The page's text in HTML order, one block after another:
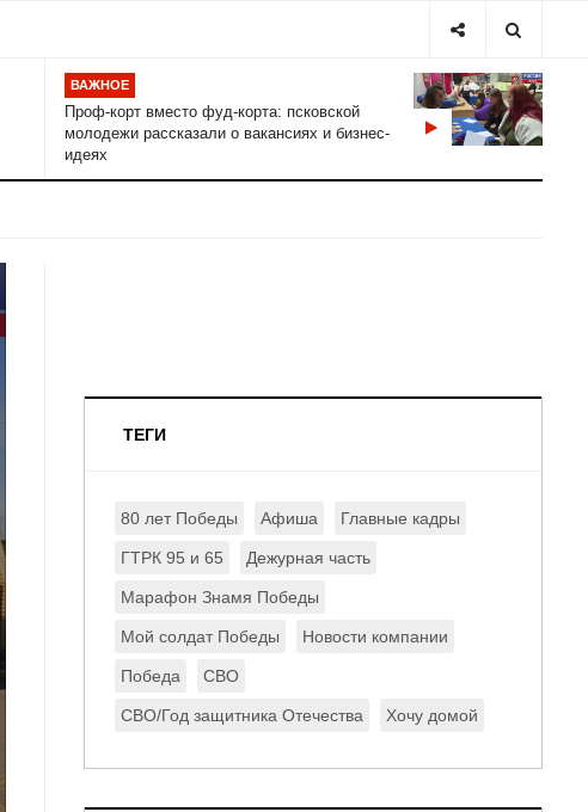
ВАЖНОЕ
Проф-корт вместо фуд-корта: псковской
молодежи рассказали о вакансиях и бизнес-
идеях
ТЕГИ
80 лет Победы Афиша Главные кадры
ГТРК 95 и 65 Дежурная часть
Марафон Знамя Победы
Мой солдат Победы Новости компании
Победа СВО
СВО/Год защитника Отечества Хочу домой